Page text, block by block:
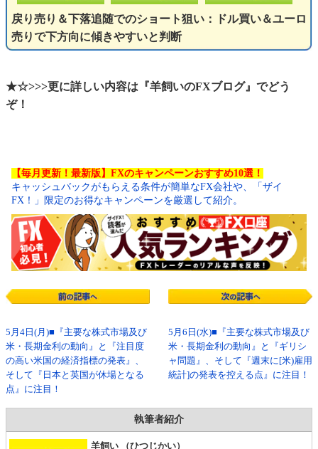
戻り売り＆下落追随でのショート狙い：ドル買い＆ユーロ
売りで下方向に傾きやすいと判断
★☆>>>更に詳しい内容は『羊飼いのFXブログ』でどう
ぞ！
【毎月更新！最新版】FXのキャンペーンおすすめ10選！
キャッシュバックがもらえる条件が簡単なFX会社や、「ザイ
FX！」限定のお得なキャンペーンを厳選して紹介。
5月4日(月)■『主要な株式市場及び
米・長期金利の動向』と『注目度
の高い米国の経済指標の発表』、
そして『日本と英国が休場となる
点』に注目！
5月6日(水)■『主要な株式市場及び
米・長期金利の動向』と『ギリシ
ャ問題』、そして『週末に[米)雇用
統計]の発表を控える点』に注目！
執筆者紹介
羊飼い （ひつじかい）